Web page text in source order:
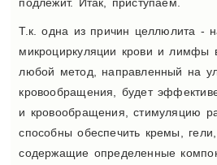
подлежит. Итак, приступаем.
Т.к. одна из причин целлюлита -
микроциркуляции крови и лимфы
любой метод, направленный на
кровообращения, будет
и кровообращения, стимуляцию
способны обеспечить кремы,
содержащие определенные